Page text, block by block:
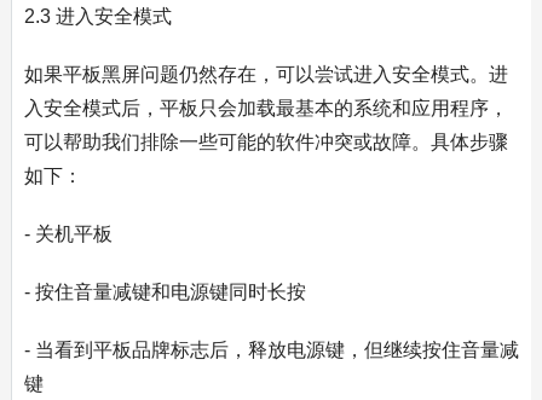
2.3 进入安全模式
如果平板黑屏问题仍然存在，可以尝试进入安全模式。进
入安全模式后，平板只会加载最基本的系统和应用程序，
可以帮助我们排除一些可能的软件冲突或故障。具体步骤
如下：
- 关机平板
- 按住音量减键和电源键同时长按
- 当看到平板品牌标志后，释放电源键，但继续按住音量减
键